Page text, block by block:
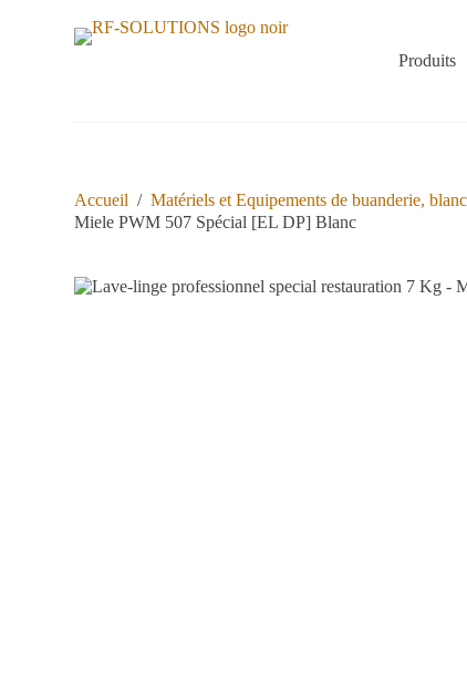
Produits
Accueil / Matériels et Equipements de buanderie,
Miele PWM 507 Spécial [EL DP] Blanc